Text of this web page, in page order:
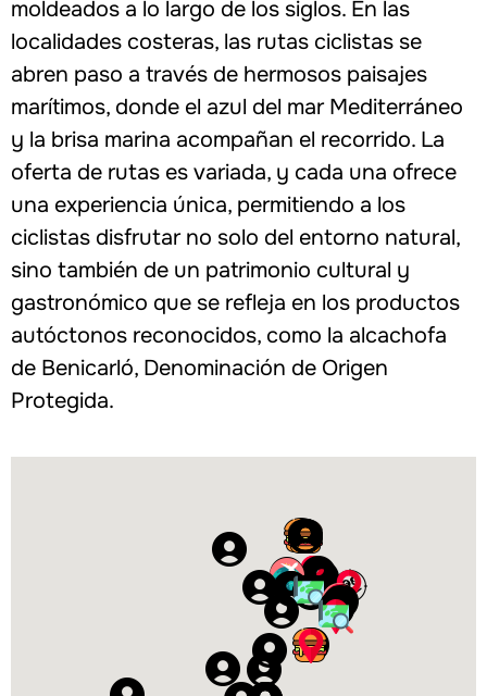
moldeados a lo largo de los siglos. En las
localidades costeras, las rutas ciclistas se
abren paso a través de hermosos paisajes
marítimos, donde el azul del mar Mediterráneo
y la brisa marina acompañan el recorrido. La
oferta de rutas es variada, y cada una ofrece
una experiencia única, permitiendo a los
ciclistas disfrutar no solo del entorno natural,
sino también de un patrimonio cultural y
gastronómico que se refleja en los productos
autóctonos reconocidos, como la alcachofa
de Benicarló, Denominación de Origen
Protegida.